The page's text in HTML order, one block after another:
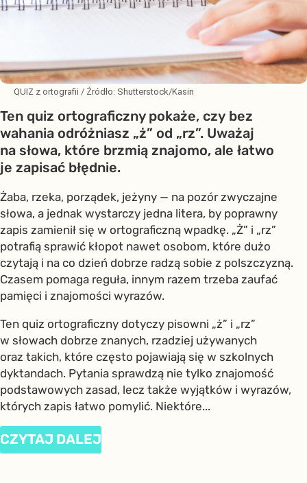
QUIZ z ortografii / Źródło: Shutterstock/Kasin
Ten quiz ortograficzny pokaże, czy bez
wahania odróżniasz „ż” od „rz”. Uważaj
na słowa, które brzmią znajomo, ale łatwo
je zapisać błędnie.
Żaba, rzeka, porządek, jeżyny — na pozór zwyczajne
słowa, a jednak wystarczy jedna litera, by poprawny
zapis zamienił się w ortograficzną wpadkę. „Ż” i „rz”
potrafią sprawić kłopot nawet osobom, które dużo
czytają i na co dzień dobrze radzą sobie z polszczyzną.
Czasem pomaga reguła, innym razem trzeba zaufać
pamięci i znajomości wyrazów.
Ten quiz ortograficzny dotyczy pisowni „ż” i „rz”
w słowach dobrze znanych, rzadziej używanych
oraz takich, które często pojawiają się w szkolnych
dyktandach. Pytania sprawdzą nie tylko znajomość
podstawowych zasad, lecz także wyjątków i wyrazów,
których zapis łatwo pomylić. Niektóre...
CZYTAJ DALEJ